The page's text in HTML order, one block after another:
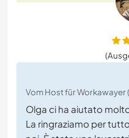
Vom Host für Workawayer
Olga ci ha aiutato
La ringraziamo per